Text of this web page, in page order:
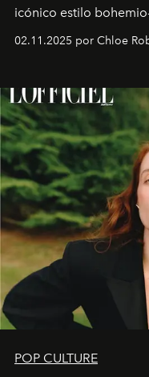
icónico estilo
02.11.2025 por Chloe
POP CULTURE